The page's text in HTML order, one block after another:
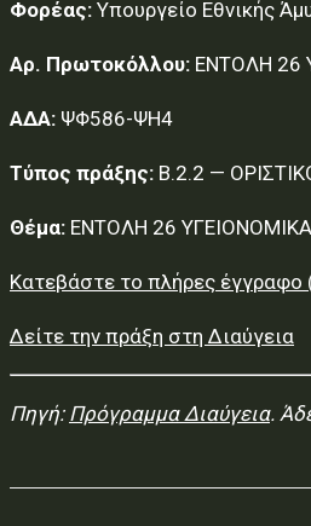
Φορέας: Υπουργείο Εθνικής
Αρ. Πρωτοκόλλου: ΕΝΤΟΛΗ 26
ΑΔΑ: ΨΦ586-ΨΗ4
Τύπος πράξης: Β.2.2 —
Θέμα: ΕΝΤΟΛΗ 26 ΥΓΕΙΟΝΟΜΙΚΑ
Κατεβάστε το πλήρες έγγραφο
Δείτε την πράξη στη Διαύγεια
Πηγή: Πρόγραμμα Διαύγεια.